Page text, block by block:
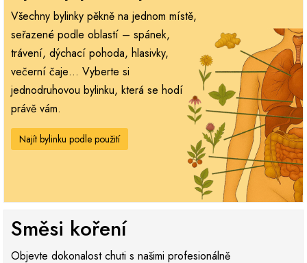
Všechny bylinky pěkně na jednom místě,
seřazené podle oblastí – spánek,
trávení, dýchací pohoda, hlasivky,
večerní čaje… Vyberte si
jednodruhovou bylinku, která se hodí
právě vám.
Najít bylinku podle použití
Směsi koření
Objevte dokonalost chuti s našimi profesionálně